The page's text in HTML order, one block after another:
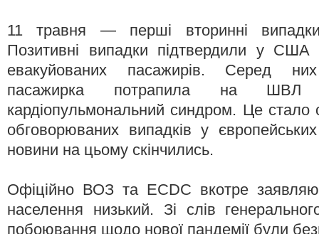
11 травня — перші вторинні випадки
Позитивні випадки підтвердили у США
евакуйованих пасажирів. Серед
пасажирка потрапила на ШВЛ
кардіопульмональний синдром. Це стало
обговорюваних випадків у
новини на цьому скінчились.
Офіційно ВОЗ та ECDC вкотре
населення низький. Зі слів
побоювання щодо нової пандемії були